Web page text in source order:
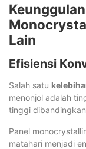
Lain
Efisiensi
Salah satu
menonjol adalah
tinggi
Panel
matahari menjadi